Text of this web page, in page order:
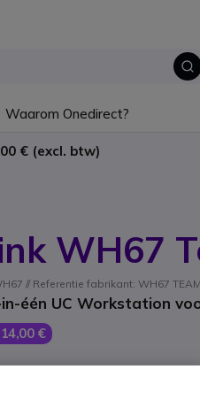
Waarom Onedirect?
€ (excl. btw)
WH67
// Referentie fabrikant: WH67
één UC Workstation
€